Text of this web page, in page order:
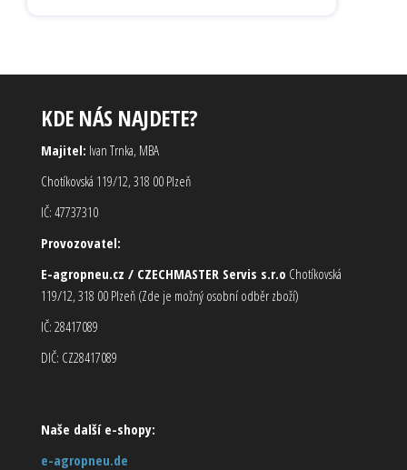
KDE NÁS NAJDETE?
Majitel: Ivan Trnka, MBA
Chotíkovská 119/12, 318 00 Plzeň
IČ: 47737310
Provozovatel:
E-agropneu.cz / CZECHMASTER Servis s.r.o Chotíkovská
119/12, 318 00 Plzeň (Zde je možný osobní odběr zboží)
IČ: 28417089
DIČ: CZ28417089
Naše další e-shopy:
e-agropneu.de